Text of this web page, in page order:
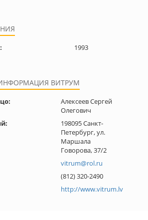
1993
ВИТРУМ
Алексеев Сергей
Олегович
198095 Санкт-
Петербург, ул.
Маршала
Говорова, 37/2
vitrum@rol.ru
(812) 320-2490
http://www.vitrum.lv